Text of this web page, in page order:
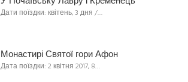
Дати поїздки: квітень, 3 дня /…
Монастирі Святої гори Афон
Дата поїздки: 2 квітня 2017, 8…